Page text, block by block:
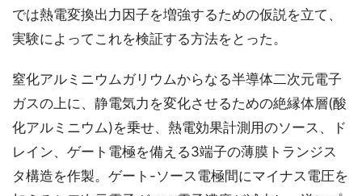
では熱電変換出力因子を増強するための仮説を立て、
実験によってこれを検証する方法をとった。
窒化アルミニウムガリウムからなる半導体二次元電子
ガスの上に、静電気力を変化させるための絶縁体層(酸
化アルミニウム)を乗せ、熱電効果計測用のソース、ド
レイン、ゲート電極を備える3端子の薄膜トランジス
タ構造を作製。ゲート-ソース電極間にマイナス電圧を